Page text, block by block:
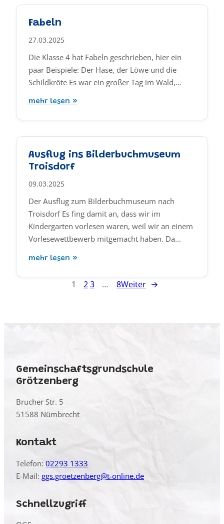
Fabeln
27.03.2025
Die Klasse 4 hat Fabeln geschrieben, hier ein
paar Beispiele: Der Hase, der Löwe und die
Schildkröte Es war ein großer Tag im Wald,…
mehr lesen »
Ausflug ins Bilderbuchmuseum
Troisdorf
09.03.2025
Der Ausflug zum Bilderbuchmuseum nach
Troisdorf Es fing damit an, dass wir im
Kindergarten vorlesen waren, weil wir an einem
Vorlesewettbewerb mitgemacht haben. Da…
mehr lesen »
1 23 … 8Weiter →
Gemeinschaftsgrundschule
Grötzenberg
Brucher Str. 5
51588 Nümbrecht
Kontakt
Telefon: 02293 1333
E-Mail: ggs.groetzenberg@t-online.de
Schnellzugriff